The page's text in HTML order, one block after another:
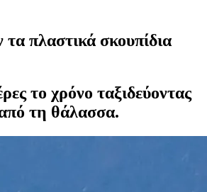
πλαστικά σκουπίδια
το χρόνο ταξιδεύοντας
τη θάλασσα.